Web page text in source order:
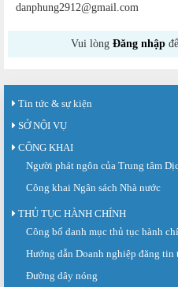
danphung2912@gmail.com
Vui lòng Đăng nhập
Tin tức & sự kiện
SỞ NỘI VỤ
CÔNG KHAI
Người phát ngôn của Trung tâm
Công khai Ngân sách Nhà nước
THỦ TỤC HÀNH CHÍNH
Công bố danh mục thủ tục hành
Hướng dẫn Doanh nghiệp đăng tin
Đường dây nóng
Sàn giao dịch việc làm lần thứ 08 năm
Sáng ngày 03/8/2026, Trung tâm